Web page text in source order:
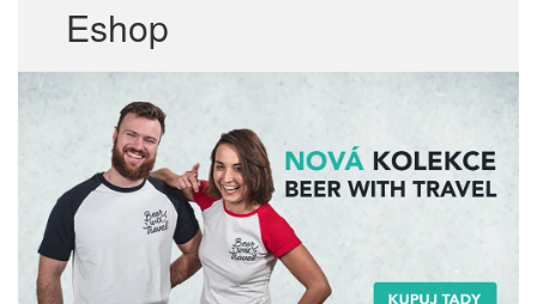
Eshop